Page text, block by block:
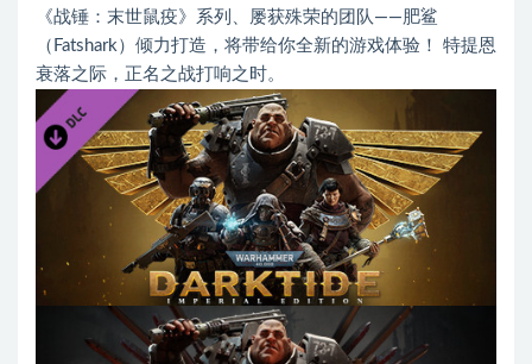
《战锤：末世鼠疫》系列、屡获殊荣的团队——肥鲨
（Fatshark）倾力打造，将带给你全新的游戏体验！ 特提恩
衰落之际，正名之战打响之时。